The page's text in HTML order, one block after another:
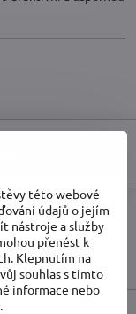
této webové
údajů o jejím
nástroje a služby
přenést k
Klepnutím na
souhlas s tímto
informace nebo